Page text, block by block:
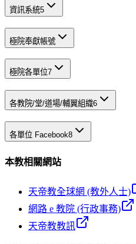
資訊系統5
極院奉獻帳號
極院各單位7
各教院/堂/道場/輔翼組織6
各單位 Facebook8
本教相關網站
天帝教全球網 (教外人士)
網路 e 教院 (行政事務)
天帝教教訊